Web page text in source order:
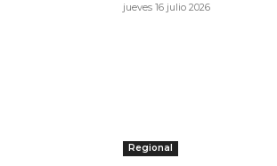
jueves 16 julio 2026
Regional